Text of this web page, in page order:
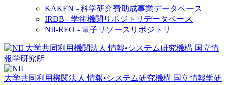
KAKEN - 科学研究費助成事業データベース
IRDB - 学術機関リポジトリデータベース
NII-REO - 電子リソースリポジトリ
大学共同利用機関法人 情報•システム研究機構 国立情報学研